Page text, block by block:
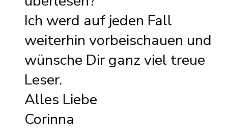
Ich werd auf jeden Fall
weiterhin vorbeischauen und
wünsche Dir ganz viel treue
Leser.
Alles Liebe
Corinna